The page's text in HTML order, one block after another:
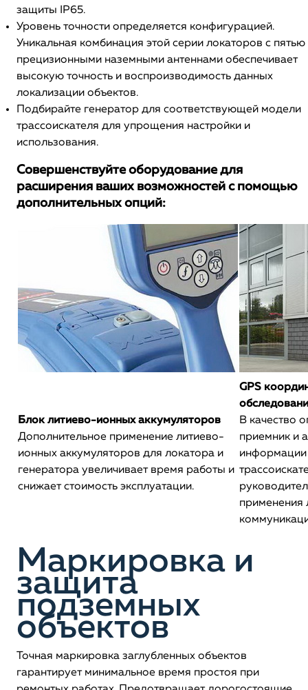
защиты IP65.
Уровень точности определяется конфигурацией.
Уникальная комбинация этой серии локаторов с пятью
прецизионными наземными антеннами обеспечивает
высокую точность и воспроизводимость данных
локализации объектов.
Подбирайте генератор для соответствующей модели
трассоискателя для упрощения настройки и
использования.
Совершенствуйте оборудование для
расширения ваших возможностей с помощью
дополнительных опций:
Блок литиево-ионных аккумуляторов
Дополнительное применение литиево-
ионных аккумуляторов для локатора и
генератора увеличивает время работы и
снижает стоимость эксплуатации.
GPS
В качество
приемник и
информации
применения
Маркировка и
защита
подземных
объектов
Точная маркировка заглубленных объектов
гарантирует минимальное время простоя при